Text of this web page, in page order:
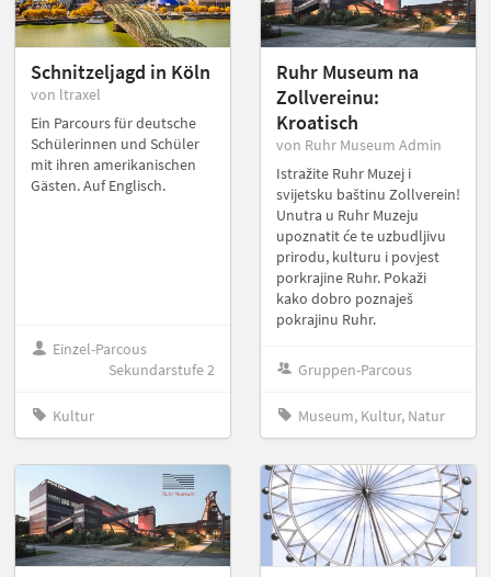
Schnitzeljagd in Köln
von ltraxel
Ein Parcours für deutsche
Schülerinnen und Schüler
mit ihren amerikanischen
Gästen. Auf Englisch.
Einzel-Parcous
Sekundarstufe 2
Kultur
Ruhr Museum na
Zollvereinu:
Kroatisch
von Ruhr Museum Admin
Istražite Ruhr Muzej i
svijetsku baštinu Zollverein!
Unutra u Ruhr Muzeju
upoznatit će te uzbudljivu
prirodu, kulturu i povjest
porkrajine Ruhr. Pokaži
kako dobro poznaješ
pokrajinu Ruhr.
Gruppen-Parcous
Museum, Kultur, Natur